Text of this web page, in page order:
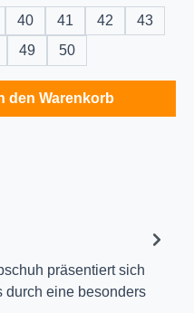
40 41 42
43
49 50
gewünschten
den Warenkorb
präsentiert sich
durch eine besonders